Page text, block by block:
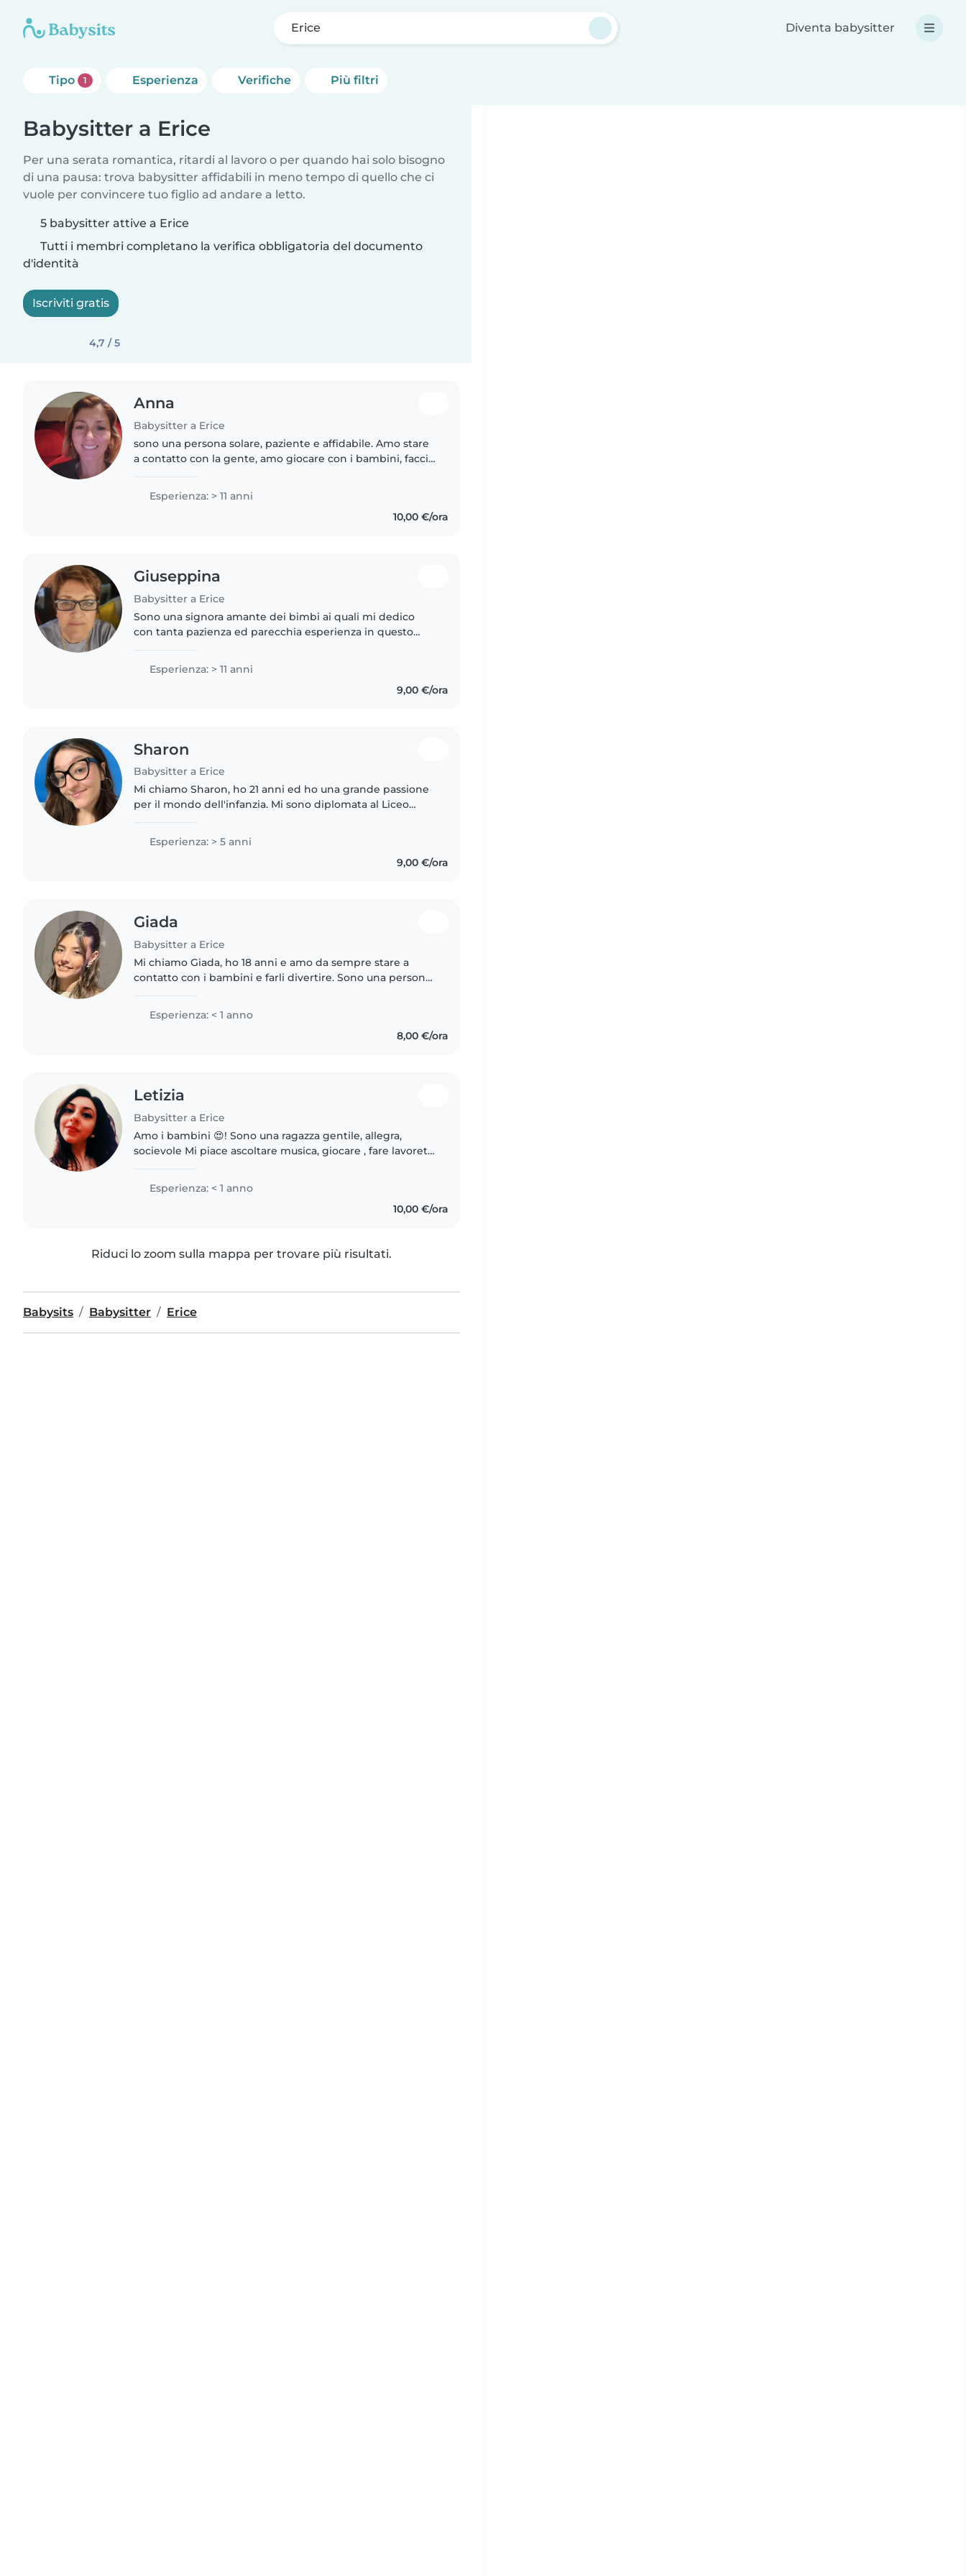
Erice Diventa babysitter
Tipo 1 Esperienza Verifiche Più filtri
Babysitter a Erice
Per una serata romantica, ritardi al lavoro o per quando hai solo bisogno
di una pausa: trova babysitter affidabili in meno tempo di quello che ci
vuole per convincere tuo figlio ad andare a letto.
5 babysitter attive a Erice
Tutti i membri completano la verifica obbligatoria del documento
d'identità
Iscriviti gratis
4,7 / 5
Anna
Babysitter a Erice
sono una persona solare, paziente e affidabile. Amo stare
a contatto con la gente, amo giocare con i bambini, faccio
Esperienza: > 11 anni
10,00 €/ora
Giuseppina
Babysitter a Erice
Sono una signora amante dei bimbi ai quali mi dedico
con tanta pazienza ed parecchia esperienza in questo
Esperienza: > 11 anni
9,00 €/ora
Sharon
Babysitter a Erice
Mi chiamo Sharon, ho 21 anni ed ho una grande passione
per il mondo dell'infanzia. Mi sono diplomata al Liceo
solide in psicologia..
Esperienza: > 5 anni
9,00 €/ora
Giada
Babysitter a Erice
Mi chiamo Giada, ho 18 anni e amo da sempre stare a
contatto con i bambini e farli divertire. Sono una persona
bambini,..
Esperienza: < 1 anno
8,00 €/ora
Letizia
Babysitter a Erice
Amo i bambini 😍! Sono una ragazza gentile, allegra,
socievole Mi piace ascoltare musica, giocare , fare lavoretti
disponibile..
Esperienza: < 1 anno
10,00 €/ora
Riduci lo zoom sulla mappa per trovare più risultati.
Babysits Babysitter Erice